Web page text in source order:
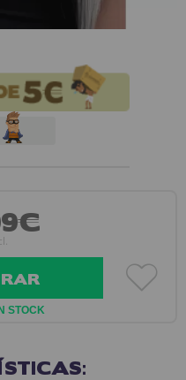
STOCK